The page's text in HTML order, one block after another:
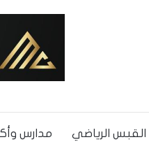
القبس الرياضي مدارس